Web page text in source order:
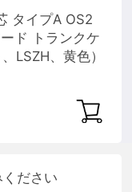
タイプA OS2
ド トランクケ
LSZH、黄色）
ださい